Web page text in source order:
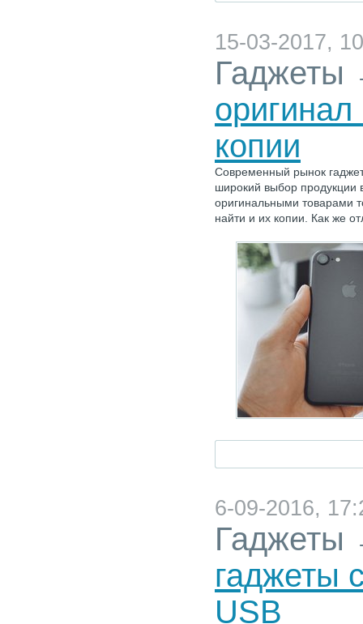
15-03-2017,
Гаджеты
копии
Современный рынок
широкий выбор продукции
оригинальными товарами
найти и их копии. Как же
6-09-2016,
Гаджеты
гаджеты
USB